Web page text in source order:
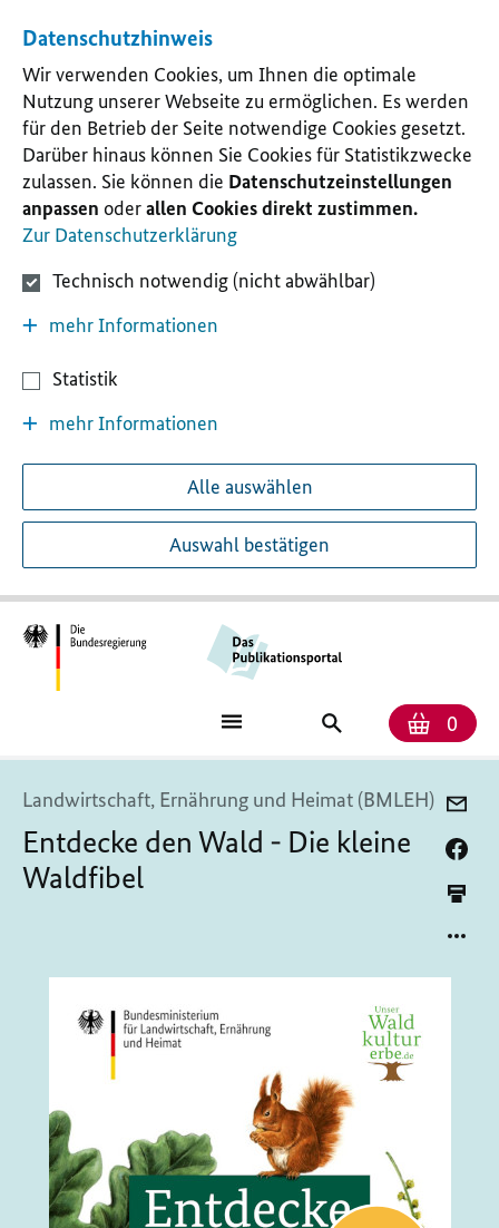
Datenschutzhinweis
Wir verwenden Cookies, um Ihnen die optimale
Nutzung unserer Webseite zu ermöglichen. Es werden
für den Betrieb der Seite notwendige Cookies gesetzt.
Darüber hinaus können Sie Cookies für Statistikzwecke
zulassen. Sie können die Datenschutzeinstellungen
anpassen oderallen Cookies direkt zustimmen.
Zur Datenschutzerklärung
Technisch notwendig (nicht abwählbar)
mehr Informationen
Statistik
mehr Informationen
Alle auswählen
Auswahl bestätigen
0
Landwirtschaft, Ernährung und Heimat (BMLEH)
Entdecke den Wald - Die kleine
Waldfibel